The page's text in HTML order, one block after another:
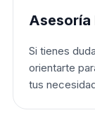
Asesoría
Si tienes
orientarte
tus